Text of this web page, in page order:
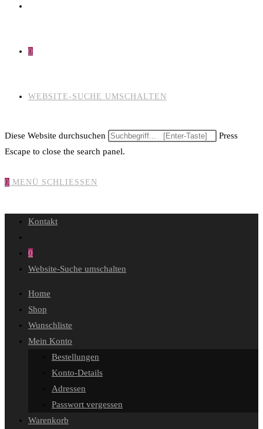
0
WEBSITE-SUCHE UMSCHALTEN
Diese Website durchsuchen
Press
Escape to close the search panel.
0 MENÜ SCHLIESSEN
Kontakt
0
Website-Suche umschalten
Home
Shop
Wunschliste
Mein Konto
Bestellungen
Konto-Details
Adressen
Passwort vergessen
Warenkorb